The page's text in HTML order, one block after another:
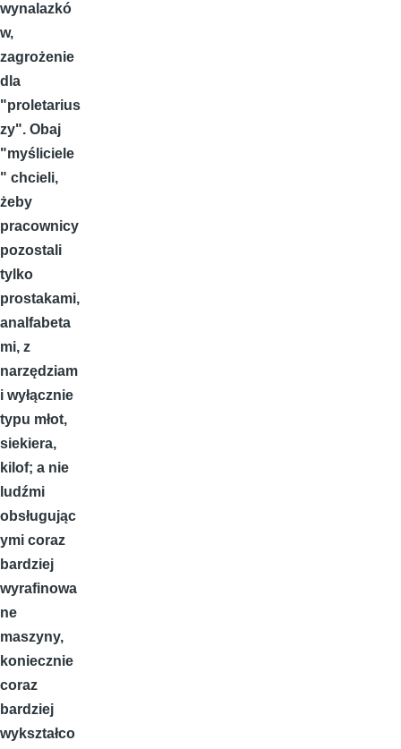
wynalazkó
w,
zagrożenie
dla
"proletarius
zy". Obaj
"myśliciele
" chcieli,
żeby
pracownicy
pozostali
tylko
prostakami,
analfabeta
mi, z
narzędziam
i wyłącznie
typu młot,
siekiera,
kilof; a nie
ludźmi
obsługując
ymi coraz
bardziej
wyrafinowa
ne
maszyny,
koniecznie
coraz
bardziej
wykształco